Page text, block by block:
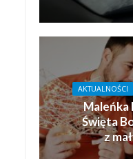
AKTUALNOŚCI
Maleńka
Święta
z